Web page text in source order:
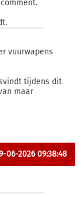
vuurwapens
tijdens dit
maar
06-2026 09:38:48